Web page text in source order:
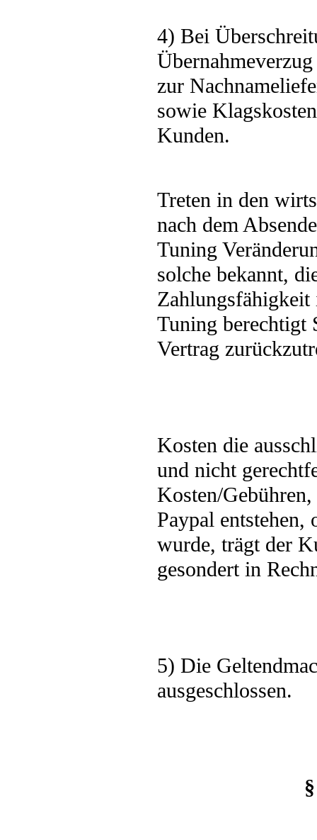
4) Bei
zur
sowie
Kunden.
Treten in den
nach dem
Tuning
solche bekannt,
Tuning berechtigt
Vertrag
Kosten die
und nicht
Kosten/
Paypal
wurde, trägt der
gesondert in
5) Die
ausgeschlossen.